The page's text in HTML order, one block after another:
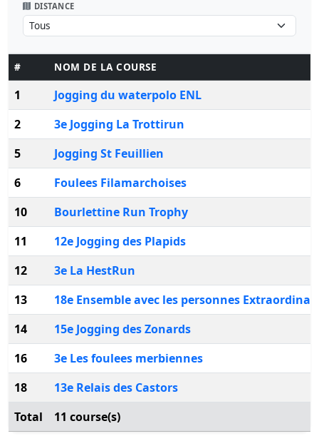
DISTANCE
# NOM DE LA COURSE
1
Jogging du waterpolo ENL
2
3e Jogging La Trottirun
5
Jogging St Feuillien
6
Foulees Filamarchoises
10
Bourlettine Run Trophy
11
12e Jogging des Plapids
12
3e La HestRun
13
18e Ensemble avec les personnes
14
15e Jogging des Zonards
16
3e Les foulees merbiennes
18
13e Relais des Castors
Total
11 course(s)